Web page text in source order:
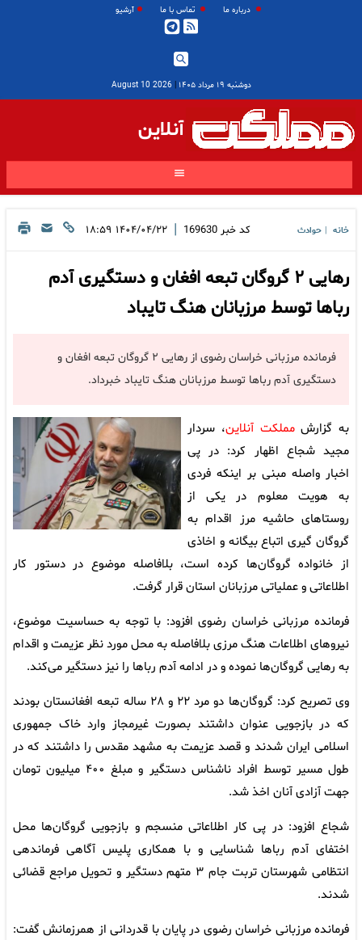
درباره ما تماس با ما آرشیو
دوشنبه ۱۹ مرداد ۱۴۰۵ |
2026 August 10
آنلاین
خانه حوادث کد خبر 169630
| ۱۴۰۴/۰۴/۲۲ ۱۸:۵۹
رهایی ۲ گروگان تبعه افغان و دستگیری آدم
رباها توسط مرزبانان هنگ تایباد
فرمانده مرزبانی خراسان رضوی از رهایی ۲ گروگان تبعه افغان و
دستگیری آدم رباها توسط مرزبانان هنگ تایباد خبرداد.
به گزارشمملکت آنلاین، سردار
مجید شجاع اظهار کرد: در پی
اخبار واصله مبنی بر اینکه فردی
به هویت معلوم در یکی از
روستاهای حاشیه مرز اقدام به
گروگان گیری اتباع بیگانه و اخاذی
از خانواده گروگان‌ها کرده است، بلافاصله موضوع در دستور کار
اطلاعاتی و عملیاتی مرزبانان استان قرار گرفت.
فرمانده مرزبانی خراسان رضوی افزود: با توجه به حساسیت موضوع،
نیروهای اطلاعات هنگ مرزی بلافاصله به محل مورد نظر عزیمت و اقدام
به رهایی گروگان‌ها نموده و در ادامه آدم رباها را نیز دستگیر می‌کند.
وی تصریح کرد: گروگان‌ها دو مرد ۲۲ و ۲۸ ساله تبعه افغانستان بودند
که در بازجویی عنوان داشتند بصورت غیرمجاز وارد خاک جمهوری
اسلامی ایران شدند و قصد عزیمت به مشهد مقدس را داشتند که در
طول مسیر توسط افراد ناشناس دستگیر و مبلغ ۴۰۰ میلیون تومان
جهت آزادی آنان اخذ شد.
شجاع افزود: در پی کار اطلاعاتی منسجم و بازجویی گروگان‌ها محل
اختفای آدم رباها شناسایی و با همکاری پلیس آگاهی فرماندهی
انتظامی شهرستان تربت جام ۳ متهم دستگیر و تحویل مراجع قضائی
شدند.
فرمانده مرزبانی خراسان رضوی در پایان با قدردانی از همرزمانش گفت: